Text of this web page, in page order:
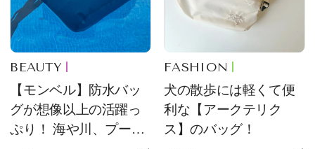
BEAUTY
【モンベル】防水バッ
グが想像以上の活躍っ
ぷり！ 海や川、プール
FASHION
犬の散歩には軽くて便
利な【アークテリク
ス】のバッグ！